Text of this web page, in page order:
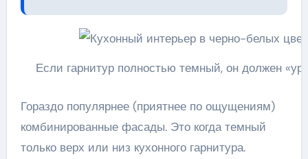
Если гарнитур полностью темный, он должен
Гораздо популярнее (приятнее по ощущениям)
комбинированные фасады. Это когда темный
только верх или низ кухонного гарнитура.